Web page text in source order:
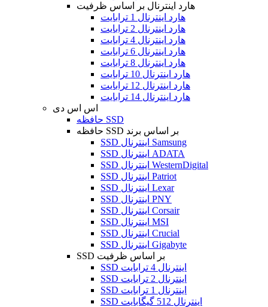
هارد اینترنال بر اساس ظرفیت
هارد اینترنال 1 ترابایت
هارد اینترنال 2 ترابایت
هارد اینترنال 4 ترابایت
هارد اینترنال 6 ترابایت
هارد اینترنال 8 ترابایت
هارد اینترنال 10 ترابایت
هارد اینترنال 12 ترابایت
هارد اینترنال 14 ترابایت
اس اس دی
حافظه SSD
حافظه SSD بر اساس برند
SSD اینترنال Samsung
SSD اینترنال ADATA
SSD اینترنال WesternDigital
SSD اینترنال Patriot
SSD اینترنال Lexar
SSD اینترنال PNY
SSD اینترنال Corsair
SSD اینترنال MSI
SSD اینترنال Crucial
SSD اینترنال Gigabyte
SSD بر اساس ظرفیت
SSD اینترنال 4 ترابایت
SSD اینترنال 2 ترابایت
SSD اینترنال 1 ترابایت
SSD اینترنال 512 گیگابایت